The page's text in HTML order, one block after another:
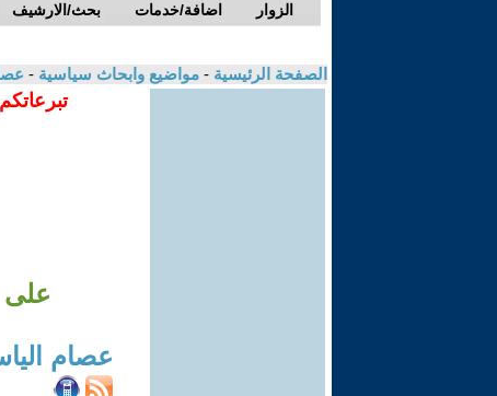
بحث/الارشيف اضافة/خدمات الزوار
الصفحة الرئيسية - مواضيع وابحاث سياسية -
على
عصام